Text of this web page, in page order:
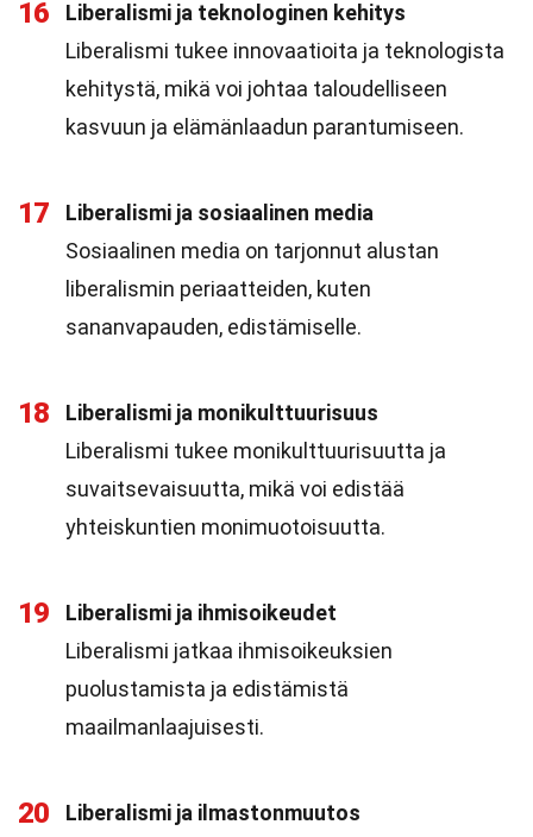
16
Liberalismi ja teknologinen kehitys
Liberalismi tukee innovaatioita ja teknologista
kehitystä, mikä voi johtaa taloudelliseen
kasvuun ja elämänlaadun parantumiseen.
17
Liberalismi ja sosiaalinen media
Sosiaalinen media on tarjonnut alustan
liberalismin periaatteiden, kuten
sananvapauden, edistämiselle.
18
Liberalismi ja monikulttuurisuus
Liberalismi tukee monikulttuurisuutta ja
suvaitsevaisuutta, mikä voi edistää
yhteiskuntien monimuotoisuutta.
19
Liberalismi ja ihmisoikeudet
Liberalismi jatkaa ihmisoikeuksien
puolustamista ja edistämistä
maailmanlaajuisesti.
20
Liberalismi ja ilmastonmuutos